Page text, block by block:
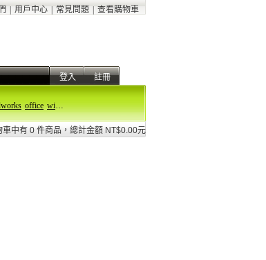
用戶中心 常見問題 查看購物車
登入 註冊
office windows 11
車中有 0 件商品，總計金額 NT$0.00元